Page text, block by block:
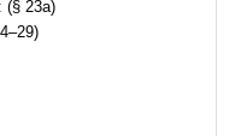
(§ 23a)